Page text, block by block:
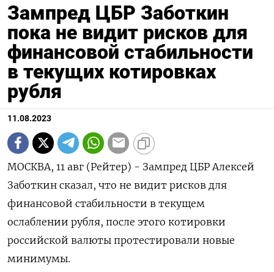
Зампред ЦБР Заботкин
пока не видит рисков для
финансовой стабильности
в текущих котировках
рубля
11.08.2023
МОСКВА, 11 авг (Рейтер) - Зампред ЦБР Алексей
Заботкин сказал, что не видит рисков для
финансовой стабильности в текущем
ослаблении рубля, после этого котировки
российской валюты протестировали новые
минимумы.